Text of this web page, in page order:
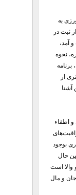
به
ثبت در
آمد،
نحوه
برنامه
از
آشنا
و اطفاء
بوجود
حال
والا است
و مال